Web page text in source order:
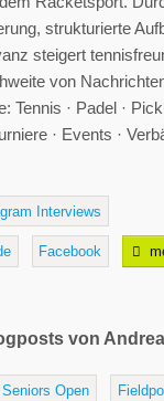
strukturierte
steigert
von
Tennis · Padel ·
· Events ·
Interviews
Facebook
von
Open